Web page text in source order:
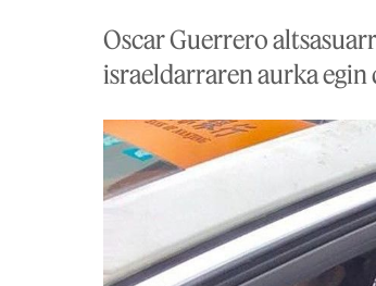
Oscar Guerrero
israeldarraren aurka